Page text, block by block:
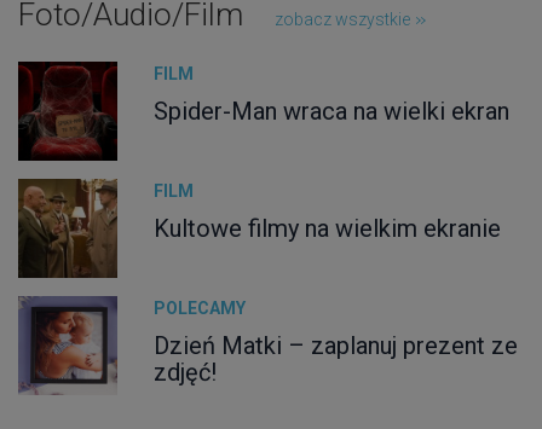
Foto/Audio/Film zobacz wszystkie
FILM
Spider-Man wraca na wielki ekran
FILM
Kultowe filmy na wielkim ekranie
POLECAMY
Dzień Matki – zaplanuj prezent ze
zdjęć!